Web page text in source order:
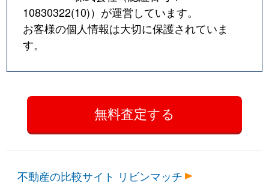
10830322(10)）が運営しています。
お客様の個人情報は大切に保護されていま
す。
不動産の比較サイト リビンマッチ